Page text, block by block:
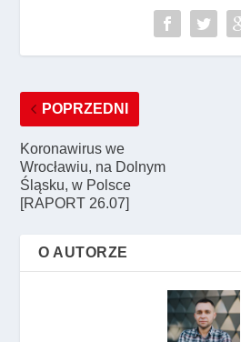
POPRZEDNI
Koronawirus we
Wrocławiu, na Dolnym
Śląsku, w Polsce
[RAPORT 26.07]
O AUTORZE